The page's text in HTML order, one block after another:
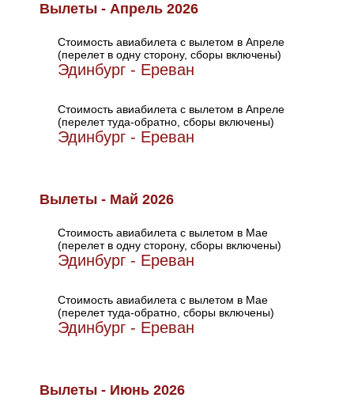
Вылеты - Апрель 2026
Стоимость авиабилета с вылетом в Апреле
(перелет в одну сторону, сборы включены)
Эдинбург - Ереван
Стоимость авиабилета с вылетом в Апреле
(перелет туда-обратно, сборы включены)
Эдинбург - Ереван
Вылеты - Май 2026
Стоимость авиабилета с вылетом в Мае
(перелет в одну сторону, сборы включены)
Эдинбург - Ереван
Стоимость авиабилета с вылетом в Мае
(перелет туда-обратно, сборы включены)
Эдинбург - Ереван
Вылеты - Июнь 2026